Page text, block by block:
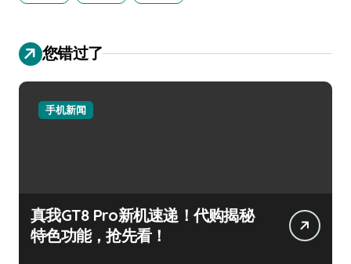
您错过了
手机新闻
真我GT8 Pro新机速递！代购揭秘
特色功能，抢先看！